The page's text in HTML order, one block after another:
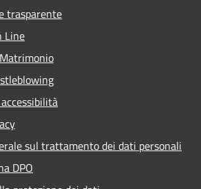
trasparente
Line
sul trattamento dei dati personali
DPO